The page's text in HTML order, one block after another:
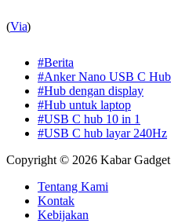
(Via)
#Berita
#Anker Nano USB C Hub
#Hub dengan display
#Hub untuk laptop
#USB C hub 10 in 1
#USB C hub layar 240Hz
Copyright © 2026 Kabar Gadget
Tentang Kami
Kontak
Kebijakan